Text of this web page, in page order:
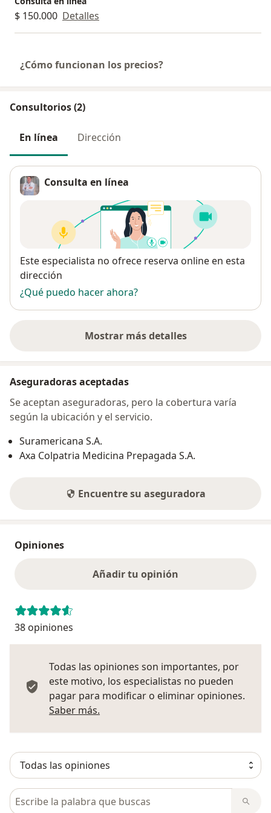
$ 150.000 Detalles
¿Cómo funcionan los precios?
Consultorios (2)
En línea Dirección
Consulta en línea
Disponibilidad
Este especialista no ofrece reserva online en esta
dirección
¿Qué puedo hacer ahora?
Mostrar más detalles
sobre la dirección
Aseguradoras aceptadas
Se aceptan aseguradoras, pero la cobertura varía
según la ubicación y el servicio.
Suramericana S.A.
Axa Colpatria Medicina Prepagada S.A.
Encuentre su aseguradora
Opiniones
Añadir tu opinión
38 opiniones
Todas las opiniones son importantes, por
este motivo, los especialistas no pueden
pagar para modificar o eliminar opiniones.
Saber más.
Busca en opiniones